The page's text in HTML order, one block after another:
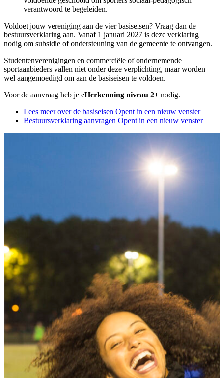
verantwoord te begeleiden.
Voldoet jouw vereniging aan de vier basiseisen? Vraag dan de
bestuursverklaring aan. Vanaf 1 januari 2027 is deze verklaring
nodig om subsidie of ondersteuning van de gemeente te ontvangen.
Studentenverenigingen en commerciële of ondernemende
sportaanbieders vallen niet onder deze verplichting, maar worden
wel aangemoedigd om aan de basiseisen te voldoen.
Voor de aanvraag heb je eHerkenning niveau 2+ nodig.
Lees meer over de basiseisen Opent in een nieuw venster
Bestuursverklaring aanvragen Opent in een nieuw venster